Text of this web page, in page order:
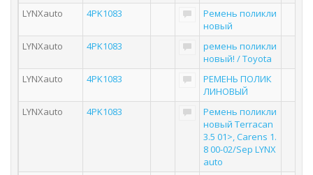
LYNXauto
4PK1083
Ремень поликли
новый
LYNXauto
4PK1083
ремень поликли
новый! / Toyota
LYNXauto
4PK1083
РЕМЕНЬ ПОЛИК
ЛИНОВЫЙ
LYNXauto
4PK1083
Ремень поликли
новый Terracan
3.5 01>, Carens 1.
8 00-02/Sep LYNX
auto